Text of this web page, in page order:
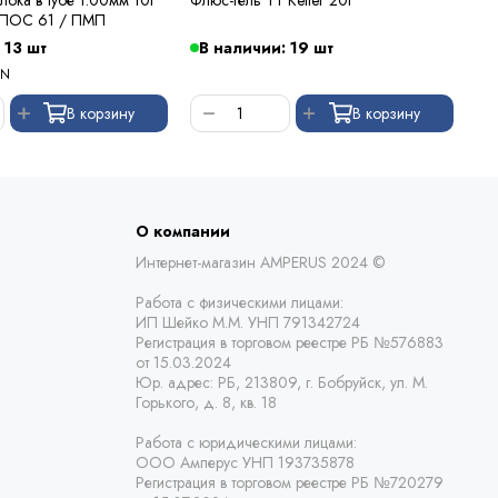
ПОС 61 / ПМП
шт
В корзину
В наличии: 19 шт
В корзину
О компании
Интернет-магазин AMPERUS 2024 ©
Работа с физическими лицами:
ИП Шейко М.М. УНП 791342724
Регистрация в торговом реестре РБ №576883
от 15.03.2024
Юр. адрес: РБ, 213809, г. Бобруйск, ул. М.
Горького, д. 8, кв. 18
Работа с юридическими лицами:
ООО Амперус УНП 193735878
Регистрация в торговом реестре РБ №720279